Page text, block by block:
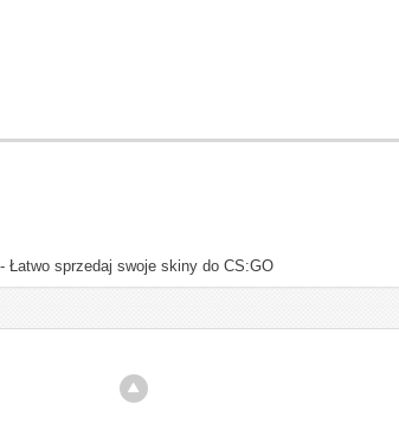
Łatwo sprzedaj swoje skiny do CS:GO